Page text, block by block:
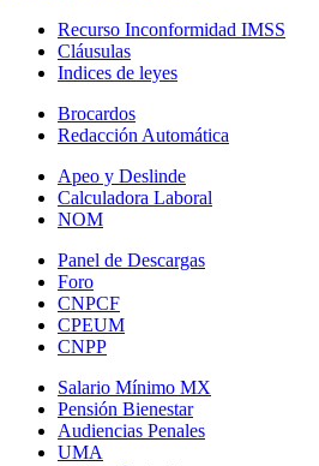
Recurso Inconformidad IMSS
Cláusulas
Indices de leyes
Brocardos
Redacción Automática
Apeo y Deslinde
Calculadora Laboral
NOM
Panel de Descargas
Foro
CNPCF
CPEUM
CNPP
Salario Mínimo MX
Pensión Bienestar
Audiencias Penales
UMA